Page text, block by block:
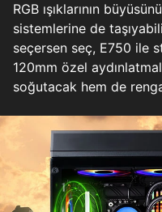
RGB ışıklarının
sistemlerine de
seçersen seç, E750 ile
120mm özel
soğutacak hem de